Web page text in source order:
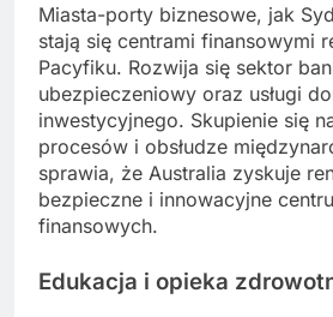
Miasta-porty biznesowe, jak
stają się centrami finansowymi
Pacyfiku. Rozwija się sektor
ubezpieczeniowy oraz usługi
inwestycyjnego. Skupienie się
procesów i obsłudze
sprawia, że Australia zyskuje
bezpieczne i innowacyjne
finansowych.
Edukacja i opieka